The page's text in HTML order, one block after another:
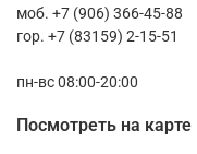
моб. +7 (906) 366-45-88
гор. +7 (83159) 2-15-51
пн-вс 08:00-20:00
Посмотреть на карте